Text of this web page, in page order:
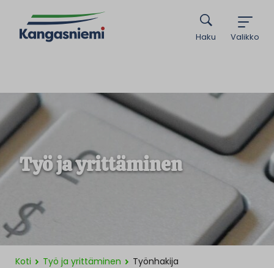
Valikko
Haku
Työ ja yrittäminen
Koti Työ ja yrittäminen Työnhakija